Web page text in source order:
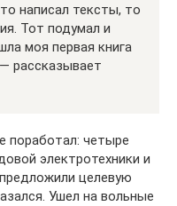
написал тексты, то
Тот подумал и
моя первая книга
рассказывает
поработал: четыре
электротехники и
целевую
Ушел на вольные